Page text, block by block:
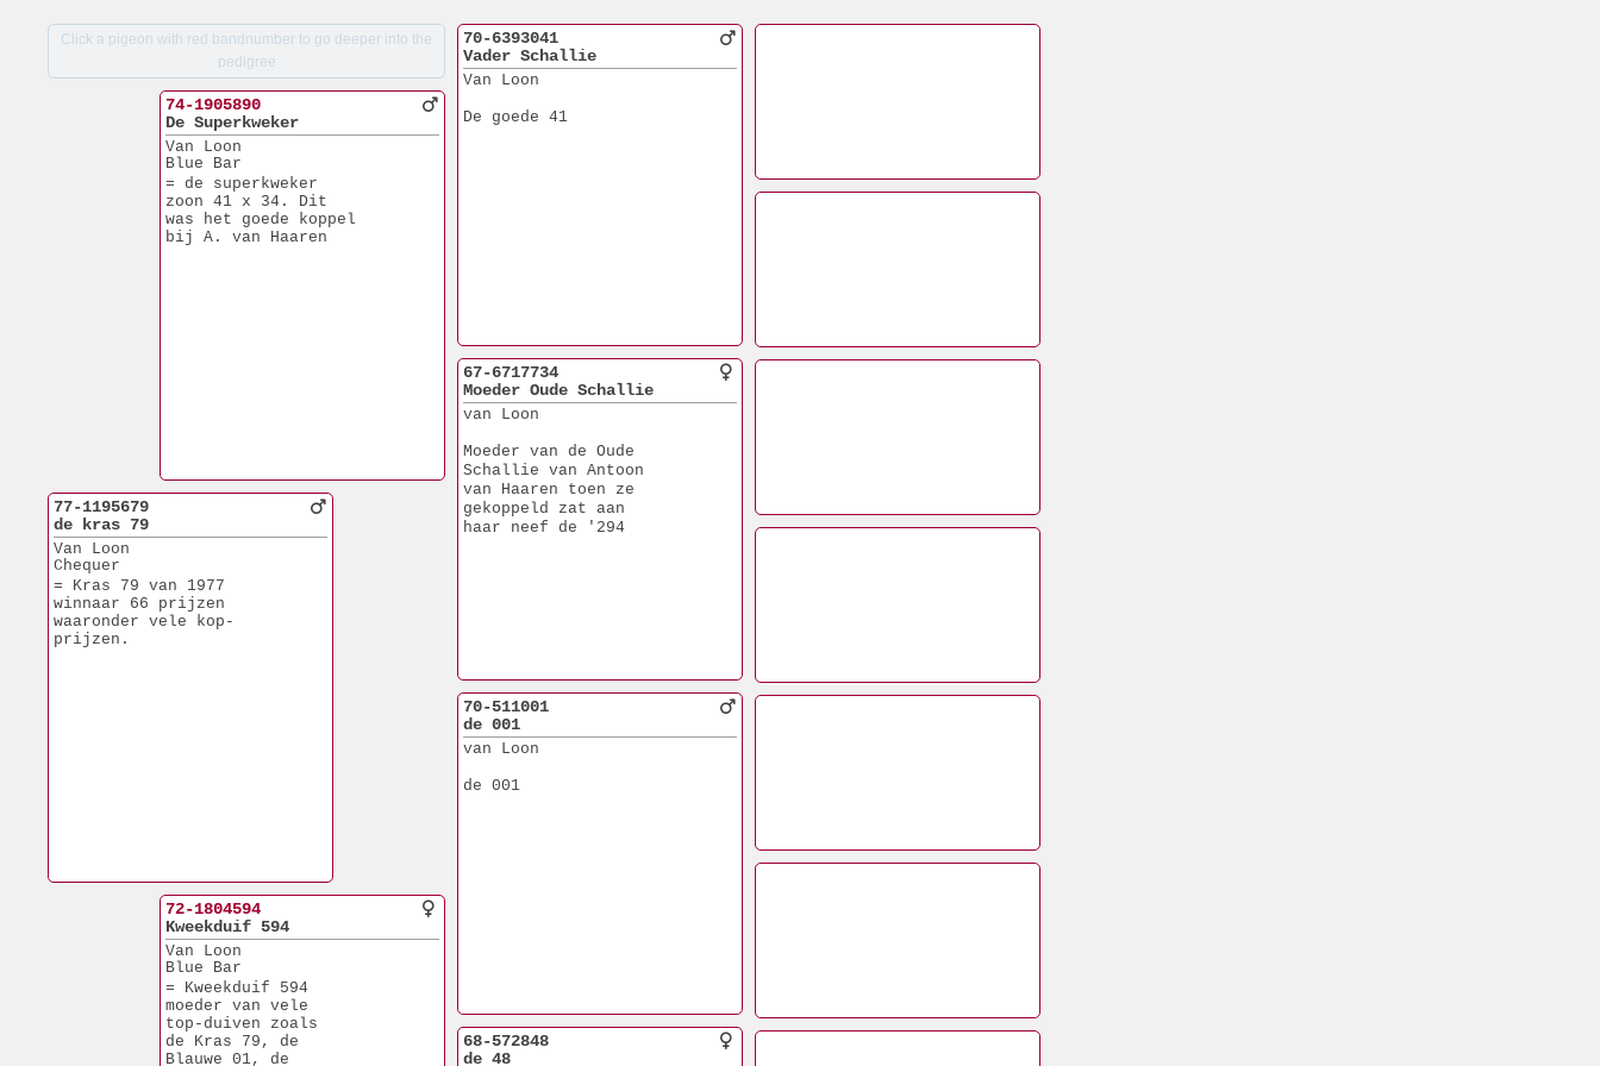
Click a pigeon with red bandnumber to go deeper into the
pedigree
77-1195679
de kras 79
Van Loon
Chequer
= Kras 79 van 1977
winnaar 66 prijzen
waaronder vele kop-
prijzen.
74-1905890
De Superkweker
Van Loon
Blue Bar
= de superkweker
zoon 41 x 34. Dit
was het goede koppel
bij A. van Haaren
72-1804594
Kweekduif 594
Van Loon
Blue Bar
= Kweekduif 594
moeder van vele
top-duiven zoals
de Kras 79, de
Blauwe 01, de
70-6393041
Vader Schallie
Van Loon
De goede 41
67-6717734
Moeder Oude Schallie
van Loon
Moeder van de Oude
Schallie van Antoon
van Haaren toen ze
gekoppeld zat aan
haar neef de '294
70-511001
de 001
van Loon
de 001
68-572848
de 48